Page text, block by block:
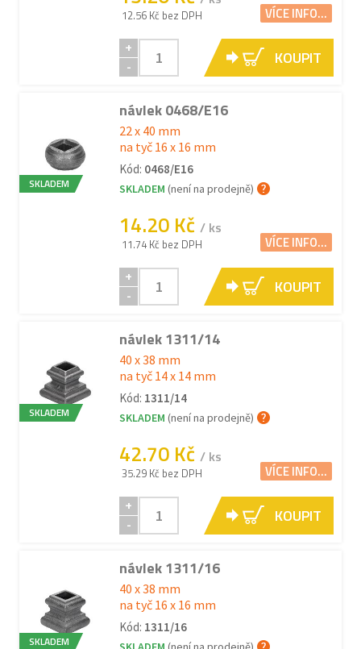
12.56 Kč bez DPH VÍCE INFO...
+
-
KOUPIT
SKLADEM
návlek 0468/E16
22 x 40 mm
na tyč 16 x 16 mm
Kód: 0468/E16
SKLADEM (není na prodejně)
14.20 Kč / ks
11.74 Kč bez DPH VÍCE INFO...
+
-
KOUPIT
SKLADEM
návlek 1311/14
40 x 38 mm
na tyč 14 x 14 mm
Kód: 1311/14
SKLADEM (není na prodejně)
42.70 Kč / ks
35.29 Kč bez DPH VÍCE INFO...
+
-
KOUPIT
SKLADEM
návlek 1311/16
40 x 38 mm
na tyč 16 x 16 mm
Kód: 1311/16